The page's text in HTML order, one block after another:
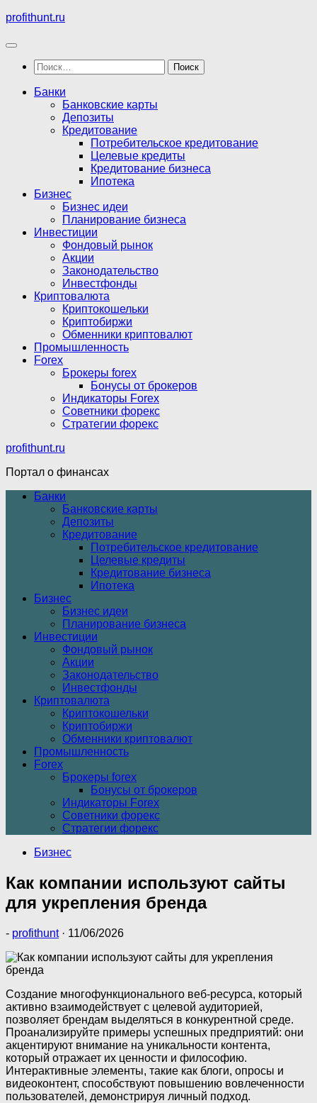
Перейти
содержимому
profithunt.ru
Найти:
Банки
Банковские карты
Депозиты
Кредитование
Потребительское кредитование
Целевые кредиты
Кредитование бизнеса
Ипотека
Бизнес
Бизнес идеи
Планирование бизнеса
Инвестиции
Фондовый рынок
Акции
Законодательство
Инвестфонды
Криптовалюта
Криптокошельки
Криптобиржи
Обменники криптовалют
Промышленность
Forex
Брокеры forex
Бонусы от брокеров
Индикаторы Forex
Советники форекс
Стратегии форекс
profithunt.ru
Портал о финансах
Банки
Банковские карты
Депозиты
Кредитование
Потребительское кредитование
Целевые кредиты
Кредитование бизнеса
Ипотека
Бизнес
Бизнес идеи
Планирование бизнеса
Инвестиции
Фондовый рынок
Акции
Законодательство
Инвестфонды
Криптовалюта
Криптокошельки
Криптобиржи
Обменники криптовалют
Промышленность
Forex
Брокеры forex
Бонусы от брокеров
Индикаторы Forex
Советники форекс
Стратегии форекс
Бизнес
Как компании используют сайты
для укрепления бренда
- profithunt · 11/06/2026
Создание многофункционального веб-ресурса, который
активно взаимодействует с целевой аудиторией,
позволяет брендам выделяться в конкурентной среде.
Проанализируйте примеры успешных предприятий: они
акцентируют внимание на уникальности контента,
который отражает их ценности и философию.
Интерактивные элементы, такие как блоги, опросы и
видеоконтент, способствуют повышению вовлеченности
пользователей, демонстрируя личный подход.